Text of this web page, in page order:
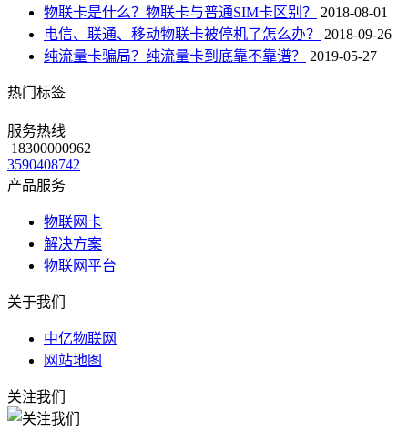
物联卡是什么？物联卡与普通SIM卡区别？
2018-08-01
电信、联通、移动物联卡被停机了怎么办？
2018-09-26
纯流量卡骗局？纯流量卡到底靠不靠谱？
2019-05-27
热门标签
服务热线
18300000962
3590408742
产品服务
物联网卡
解决方案
物联网平台
关于我们
中亿物联网
网站地图
关注我们